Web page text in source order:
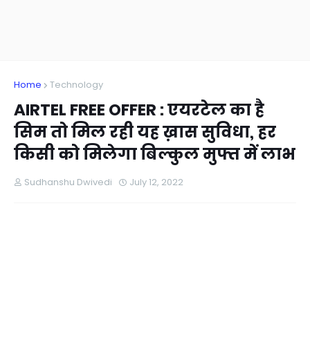
Home Technology
AIRTEL FREE OFFER : एयरटेल का है
सिम तो मिल रही यह ख़ास सुविधा, हर
किसी को मिलेगा बिल्कुल मुफ्त में लाभ
Sudhanshu Dwivedi July 12, 2022